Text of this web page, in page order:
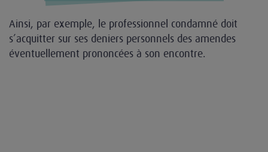
Ainsi, par exemple, le professionnel condamné doit
s’acquitter sur ses deniers personnels des amendes
éventuellement prononcées à son encontre.